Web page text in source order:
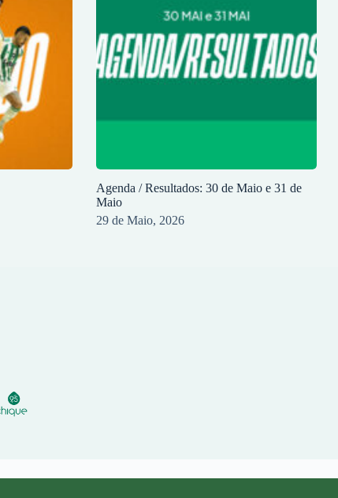
Agenda / Resultados: 30 de Maio e 31 de
Maio
29 de Maio, 2026